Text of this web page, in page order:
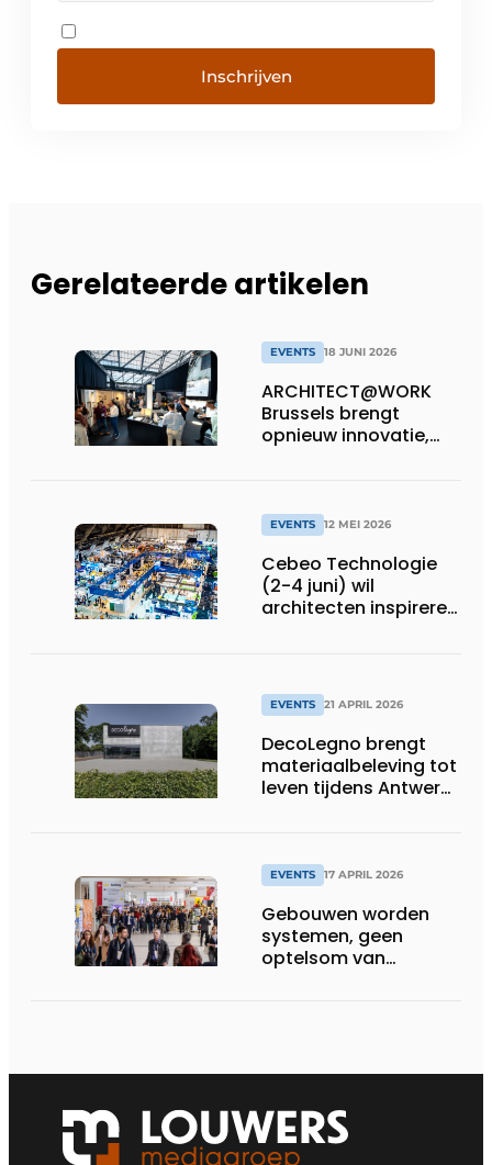
Inschrijven
Gerelateerde artikelen
EVENTS 18 JUNI 2026
ARCHITECT@WORK
Brussels brengt
opnieuw innovatie,
EVENTS 12 MEI 2026
Cebeo Technologie
(2-4 juni) wil
architecten inspireren
EVENTS 21 APRIL 2026
DecoLegno brengt
materiaalbeleving tot
leven tijdens Antwerp
EVENTS 17 APRIL 2026
Gebouwen worden
systemen, geen
optelsom van